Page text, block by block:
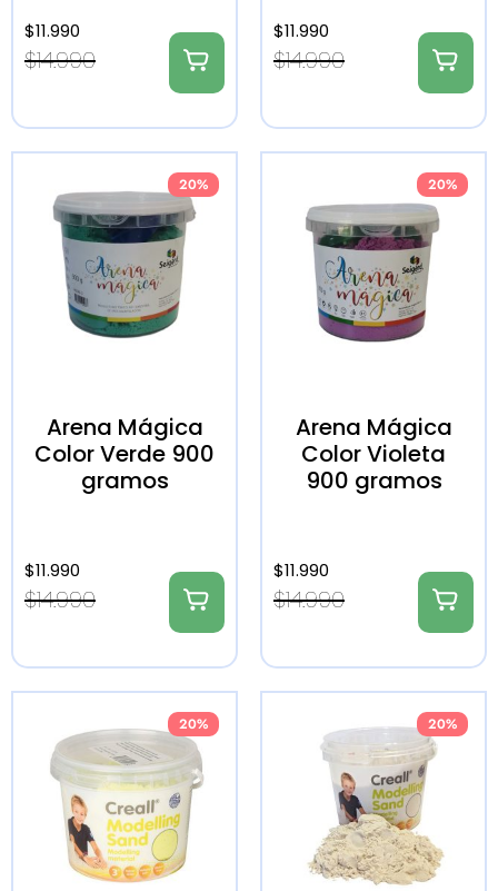
$14.990
$11.990
$14.990
$11.990
20%
Arena Mágica
Color Verde 900
gramos
$14.990
$11.990
20%
Arena Mágica
Color Violeta
900 gramos
$14.990
$11.990
20% 20%